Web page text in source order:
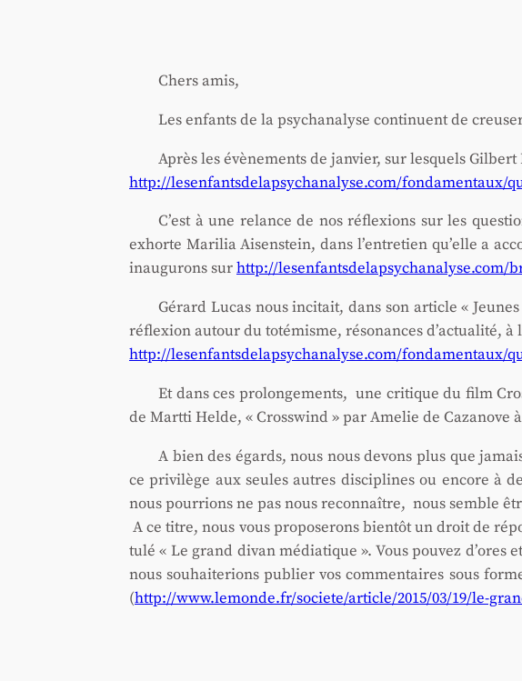
Chers amis,
Les enfants de la psy­cha­na­lyse conti­nuent de
Après les évè­ne­ments de jan­vier, sur les­quels
http://lesenfantsdelapsychanalyse.com/fondamentaux/
C’est à une relance de nos réflexions sur les
exhorte Mari­lia Aisen­stein, dans l’en­tre­tien qu’elle a
inau­gu­rons surhttp://lesenfantsdelapsychanalyse.com/
Gérard Lucas nous inci­tait, dans son article «
réflexion autour du toté­misme, réso­nances d’ac­tua­li­té, à
http://lesenfantsdelapsychanalyse.com/fondamentaux/
Et dans ces pro­lon­ge­ments, une cri­tique du film
de Mart­ti Helde, « Cross­wind » par Ame­lie de Caza­nove
A bien des égards, nous nous devons plus que
ce pri­vi­lège aux seules autres dis­ci­plines ou encore à
nous pour­rions ne pas nous recon­naître, nous semble
A ce titre, nous vous pro­po­se­rons bien­tôt un droit de
tu­lé « Le grand divan média­tique ». Vous pou­vez
nous sou­hai­te­rions publier vos com­men­taires sous
(http://www.lemonde.fr/societe/article/2015/03/19/le-